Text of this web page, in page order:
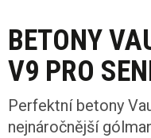
BETONY
V9 PRO
Perfektní betony
nejnáročnější